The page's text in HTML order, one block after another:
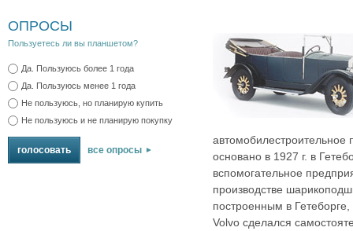
ОПРОСЫ
Пользуетесь ли вы планшетом?
Да. Пользуюсь более 1 года
Да. Пользуюсь менее 1 года
Не пользуюсь, но планирую купить
Не пользуюсь и не планирую покупку
все опросы
основано в 1927 г. в
вспомогательное
производстве
построенным в
Volvo сделался